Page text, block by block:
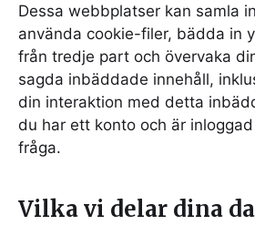
Dessa webbplatser kan samla
använda cookie-filer, bädda in
från tredje part och övervaka
sagda inbäddade innehåll,
din interaktion med detta
du har ett konto och är
fråga.
Vilka vi delar dina